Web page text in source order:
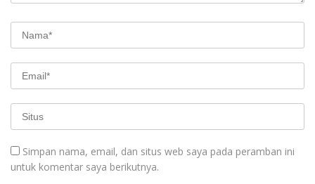
Simpan nama, email, dan situs web saya pada peramban ini
untuk komentar saya berikutnya.